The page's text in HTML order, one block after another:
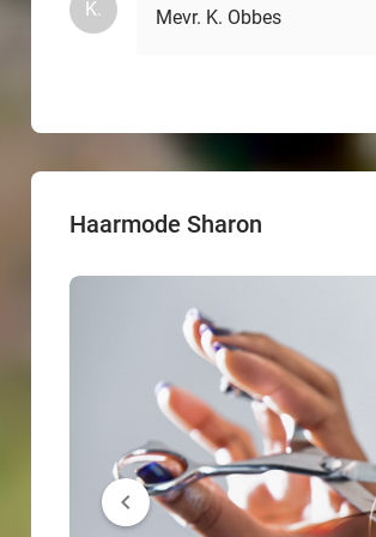
K. Mevr. K. Obbes
Haarmode Sharon
chevron_left